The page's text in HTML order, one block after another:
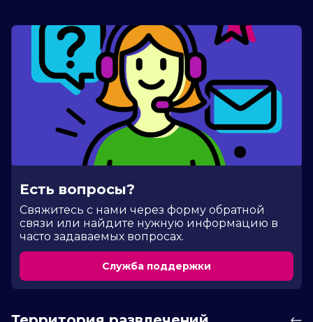
Есть вопросы?
Cвяжитесь с нами через форму обратной
связи или найдите нужную информацию в
часто задаваемых вопросах.
Служба поддержки